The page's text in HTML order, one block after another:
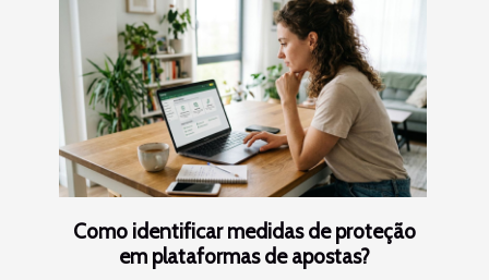
Como identificar medidas de proteção
em plataformas de apostas?